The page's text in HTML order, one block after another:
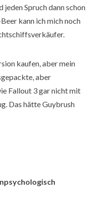
jeden Spruch dann schon
kann ich mich noch
kaufen, aber mein
aber
Fallout 3 gar nicht mit
Das hätte Guybrush